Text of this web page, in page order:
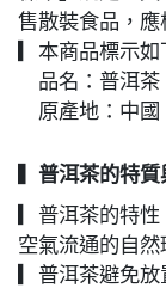
售散裝食品，應
▎本商品標示如
品名：普洱茶
原產地：中國
普洱茶的特質
▎普洱茶的特
空氣流通的自然
▎普洱茶避免